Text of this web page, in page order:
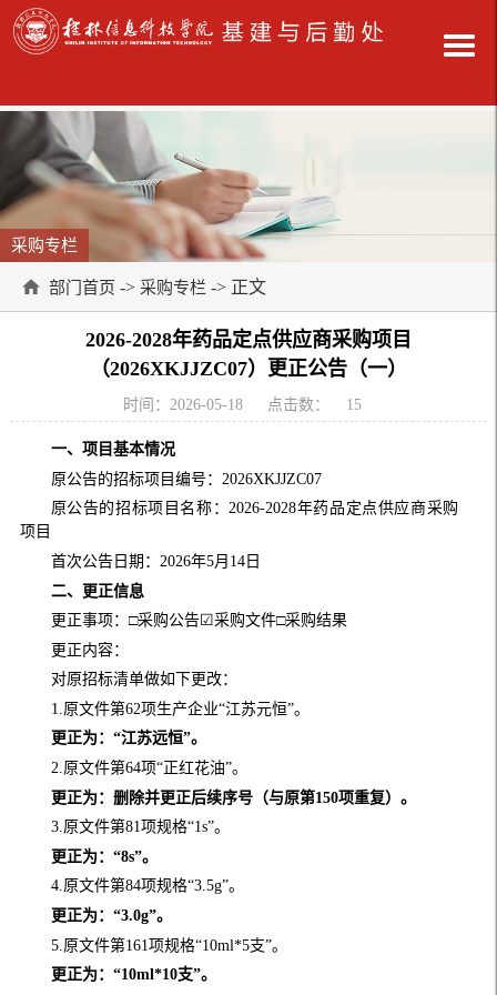
采购专栏
部门首页 -> 采购专栏 -> 正文
2026-2028年药品定点供应商采购项目
（2026XKJJZC07）更正公告（一）
时间：2026-05-18 点击数： 15
一、项目基本情况
原公告的招标项目编号：2026XKJJZC07
原公告的招标项目名称：2026-2028年药品定点供应商采购
项目
首次公告日期：2026年5月14日
二、更正信息
更正事项：□采购公告☑采购文件□采购结果
更正内容：
对原招标清单做如下更改：
1.原文件第62项生产企业“江苏元恒”。
更正为： “江苏远恒”。
2.原文件第64项“正红花油”。
更正为： 删除并更正后续序号（与原第150项重复）。
3.原文件第81项规格“1s”。
更正为：“8s”。
4.原文件第84项规格“3.5g”。
更正为：“3.0g”。
5.原文件第161项规格“10ml*5支”。
更正为：“10ml*10支”。